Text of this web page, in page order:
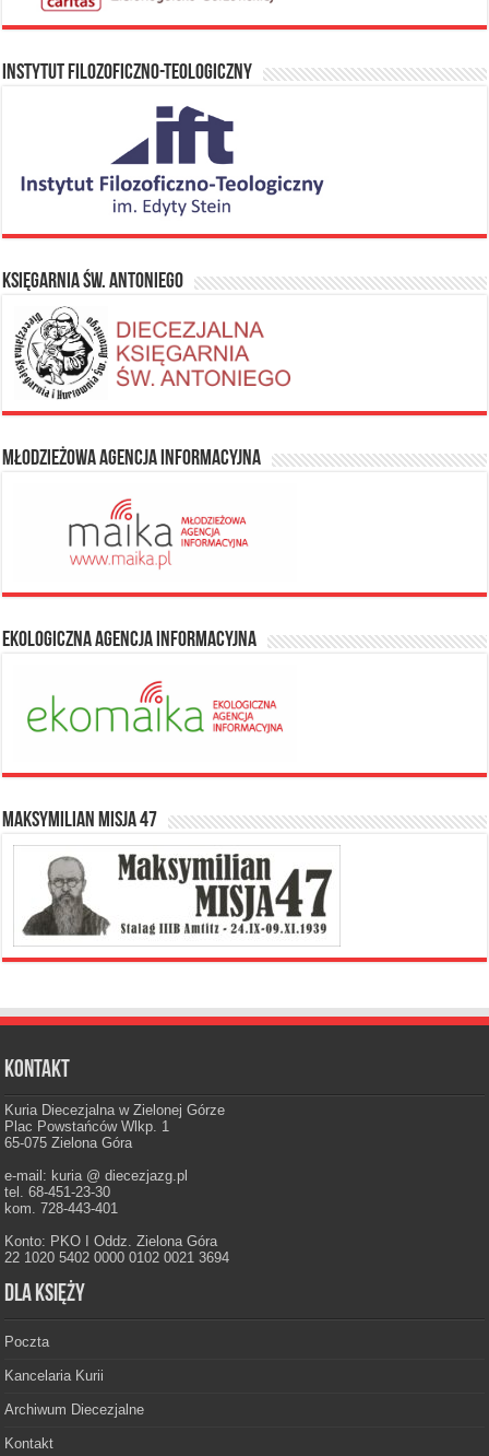
Instytut Filozoficzno-Teologiczny
Księgarnia Św. Antoniego
Młodzieżowa Agencja Informacyjna
Ekologiczna Agencja Informacyjna
Maksymilian Misja 47
Kontakt
Kuria Diecezjalna w Zielonej Górze
Plac Powstańców Wlkp. 1
65-075 Zielona Góra
e-mail: kuria @ diecezjazg.pl
tel. 68-451-23-30
kom. 728-443-401
Konto: PKO I Oddz. Zielona Góra
22 1020 5402 0000 0102 0021 3694
Dla księży
Poczta
Kancelaria Kurii
Archiwum Diecezjalne
Kontakt